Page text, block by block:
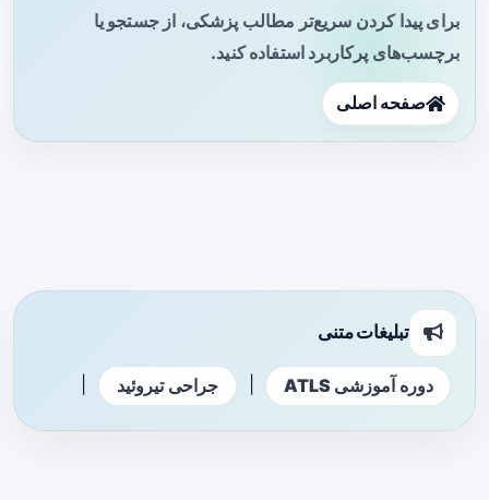
برای پیدا کردن سریع‌تر مطالب پزشکی، از جستجو یا
برچسب‌های پرکاربرد استفاده کنید.
صفحه اصلی
تبلیغات متنی
دوره آموزشی ATLS جراحی تیروئید